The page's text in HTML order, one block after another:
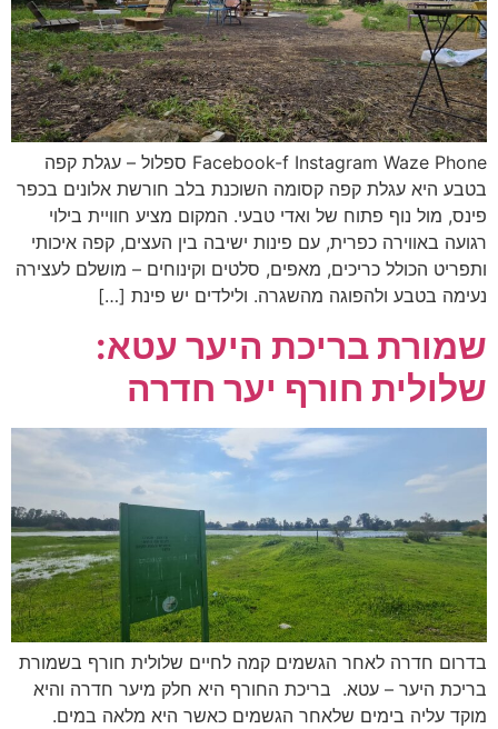
Facebook-f Instagram Waze Phone ספלול – עגלת קפה
בטבע היא עגלת קפה קסומה השוכנת בלב חורשת אלונים בכפר
פינס, מול נוף פתוח של ואדי טבעי. המקום מציע חוויית בילוי
רגועה באווירה כפרית, עם פינות ישיבה בין העצים, קפה איכותי
ותפריט הכולל כריכים, מאפים, סלטים וקינוחים – מושלם לעצירה
נעימה בטבע ולהפוגה מהשגרה. ולילדים יש פינת […]
שמורת בריכת היער עטא:
שלולית חורף יער חדרה
בדרום חדרה לאחר הגשמים קמה לחיים שלולית חורף בשמורת
בריכת היער – עטא. בריכת החורף היא חלק מיער חדרה והיא
מוקד עליה בימים שלאחר הגשמים כאשר היא מלאה במים.